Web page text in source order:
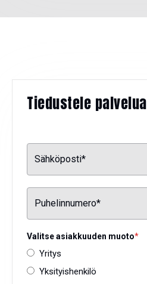
Tiedustele palvelua
Valitse asiakkuuden muoto*
Yritys
Yksityishenkilö